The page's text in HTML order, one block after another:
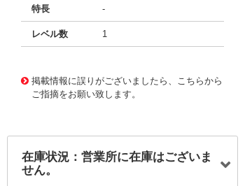
特長 -
レベル数 1
掲載情報に誤りがございましたら、こちらから
ご指摘をお願い致します。
在庫状況：営業所に在庫はございま
せん。